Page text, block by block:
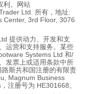
。
网站
Ltd. 所有，地址:
Center, 3rd Floor, 3076
提供动力、开发和支
运营和支持服务。某些
Systems Ltd 和/
发票上或适用条款中所
斯共和国注册的有限责
Magnum Business
注册号为 HE301668。